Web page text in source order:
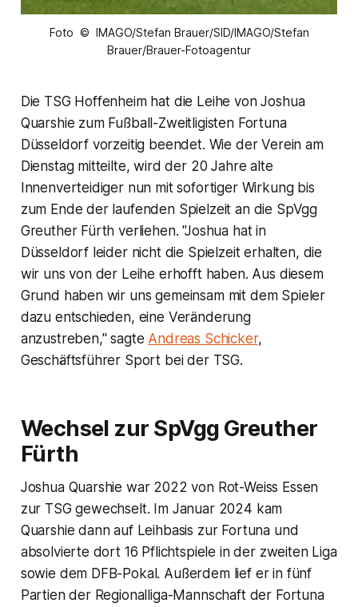
Foto © IMAGO/Stefan Brauer/SID/IMAGO/Stefan
Brauer/Brauer-Fotoagentur
Die TSG Hoffenheim hat die Leihe von Joshua
Quarshie zum Fußball-Zweitligisten Fortuna
Düsseldorf vorzeitig beendet. Wie der Verein am
Dienstag mitteilte, wird der 20 Jahre alte
Innenverteidiger nun mit sofortiger Wirkung bis
zum Ende der laufenden Spielzeit an die SpVgg
Greuther Fürth verliehen. "Joshua hat in
Düsseldorf leider nicht die Spielzeit erhalten, die
wir uns von der Leihe erhofft haben. Aus diesem
Grund haben wir uns gemeinsam mit dem Spieler
dazu entschieden, eine Veränderung
anzustreben," sagte Andreas Schicker,
Geschäftsführer Sport bei der TSG.
Wechsel zur SpVgg Greuther
Fürth
Joshua Quarshie war 2022 von Rot-Weiss Essen
zur TSG gewechselt. Im Januar 2024 kam
Quarshie dann auf Leihbasis zur Fortuna und
absolvierte dort 16 Pflichtspiele in der zweiten Liga
sowie dem DFB-Pokal. Außerdem lief er in fünf
Partien der Regionalliga-Mannschaft der Fortuna